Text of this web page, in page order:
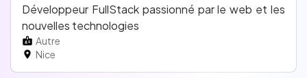
Développeur FullStack passionné par le web et les
nouvelles technologies
Autre
Nice